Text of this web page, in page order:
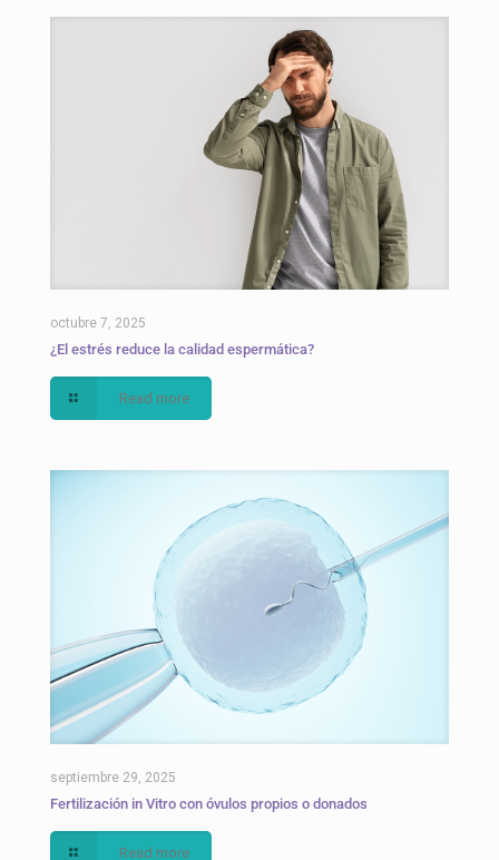
octubre 7, 2025
¿El estrés reduce la calidad espermática?
Read more
septiembre 29, 2025
Fertilización in Vitro con óvulos propios o donados
Read more